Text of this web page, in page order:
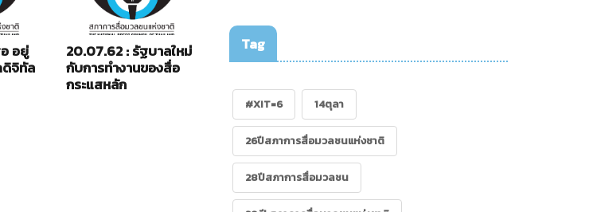
อยู่
ดิจิทัล
20.07.62 : รัฐบาลใหม่
กับการทำงานของสื่อ
กระแสหลัก
13.07.62 : คนสื่อเป็น
เถ้าแก่ได้ ถ้ามีข้อมูลมาก
พอ
Tag
#XIT=6 14ตุลา
26ปีสภาการสื่อมวลชนแห่งชาติ
28ปีสภาการสื่อมวลชน